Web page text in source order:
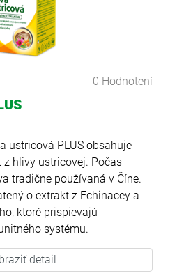
0 Hodnotení
ustricová PLUS obsahuje
hlivy ustricovej. Počas
tradične používaná v Číne.
o extrakt z Echinacey a
ktoré prispievajú
systému.
detail